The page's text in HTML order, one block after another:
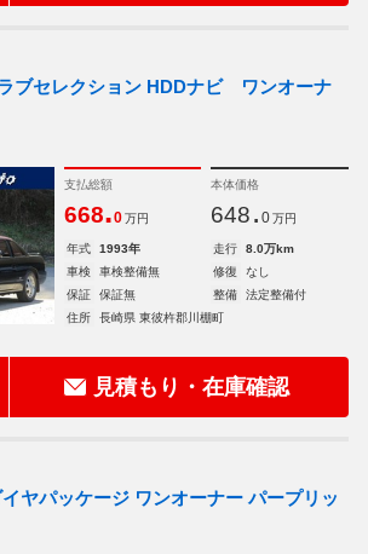
ブセレクション HDDナビ ワンオーナ
支払総額
668.0 万円
本体価格
648. 0 万円
年式 1993年 走行
8.0万km
車検
車検整備無 修復
なし
保証
保証無 整備
法定整備付
住所
長崎県 東彼杵郡川棚町
見積もり・在庫確認
イヤパッケージ ワンオーナー パープリッ